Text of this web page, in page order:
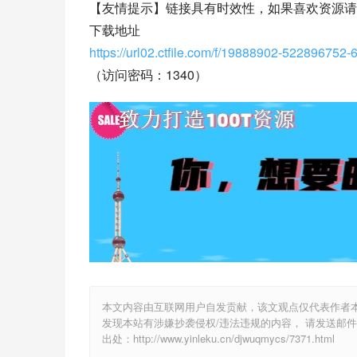
【友情提示】链接具有时效性，如果喜欢资源
下载地址
https://url02.ctfile.com/f/19888902-522896752-
（访问密码：1340）
本文内容由互联网用户自发贡献，该文观点仅代表作
发现本站有涉嫌抄袭侵权/违法违规的内容， 请发送邮
出处：http://www.yinleku.cn/djwuqmycs/7371.html